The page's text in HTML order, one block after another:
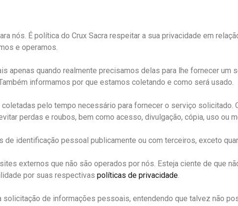
nós. É política do Crux Sacra respeitar a sua privacidade em
e operamos.
apenas quando realmente precisamos delas para lhe fornecer um
informamos por que estamos coletando e como será usado.
pelo tempo necessário para fornecer o serviço solicitado.
perdas e roubos, bem como acesso, divulgação, cópia, uso ou
de identificação pessoal publicamente ou com terceiros, exceto
externos que não são operados por nós. Esteja ciente de que
por suas respectivas políticas de privacidade.
solicitação de informações pessoais, entendendo que talvez não